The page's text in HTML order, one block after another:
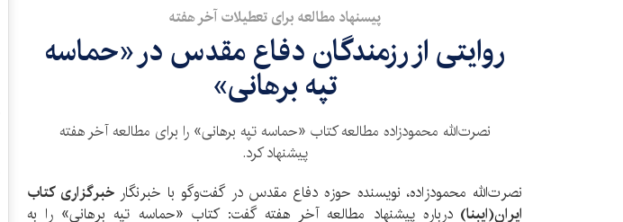
پیسنهاد مطالعه برای تعطیلات آخر هفته
روایتی از رزمندگان دفاع مقدس در «حماسه
تپه برهانی»
نصرت‌الله محمود‌زاده مطالعه کتاب «حماسه تپه برهانی» را برای مطالعه آخر هفته
پیشنهاد کرد.
نصرت‌الله محمود‌زاده، نویسنده حوزه دفاع مقدس در گفت‌و‌گو با خبرنگارخبرگزاری کتاب
ایران‌(ایبنا)درباره پیشنهاد مطالعه آخر هفته گفت: کتاب «حماسه تپه‌ برهانی» را به